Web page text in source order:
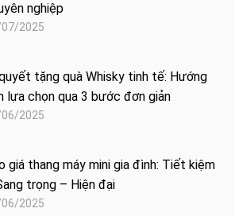
nghiệp
2025
tặng quà Whisky tinh tế: Hướng
lựa chọn qua 3 bước đơn giản
2025
giá thang máy mini gia đình: Tiết kiệm
trọng – Hiện đại
2025